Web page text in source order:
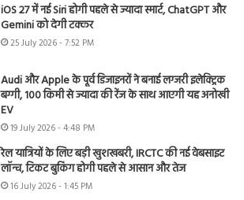
iOS 27 में नई Siri होगी पहले से ज्यादा स्मार्ट, ChatGPT और
Gemini को देगी टक्कर
25 July 2026 - 7:52 PM
Audi और Apple के पूर्व डिजाइनरों ने बनाई लग्जरी इलेक्ट्रिक
बग्गी, 100 किमी से ज्यादा की रेंज के साथ आएगी यह अनोखी
EV
19 July 2026 - 4:48 PM
रेल यात्रियों के लिए बड़ी खुशखबरी, IRCTC की नई वेबसाइट
लॉन्च, टिकट बुकिंग होगी पहले से आसान और तेज
16 July 2026 - 1:45 PM